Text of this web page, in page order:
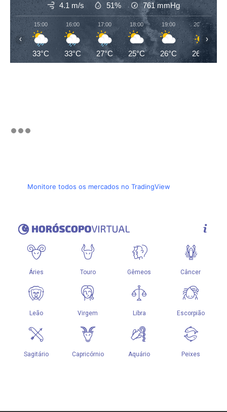
4.1 m/s 51% 761mmHg
15:00
33°C
16:00
33°C
17:00
27°C
18:00
25°C
19:00
26°C
20:00
26°C
‹ ›
Monitore todos os mercados no TradingView